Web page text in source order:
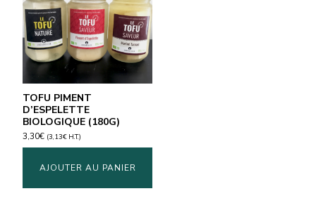
TOFU PIMENT
D’ESPELETTE
BIOLOGIQUE (180G)
3,30€ (3,13€ H.T.)
AJOUTER AU PANIER